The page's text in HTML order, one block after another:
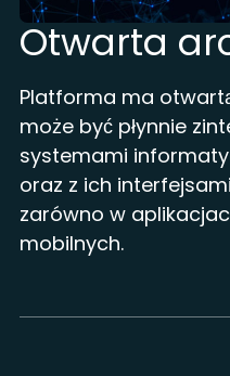
Otwarta
Platforma ma
może być płynnie
systemami
oraz z ich
zarówno w
mobilnych.